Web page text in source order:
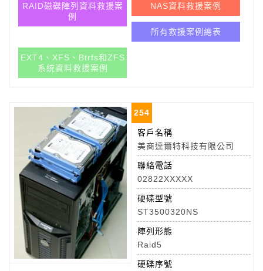
RAID磁碟陣列資料救援案
例
NAS資料救援案例
所有救援案例總表
EXT4、XFS、Btrfs和ZFS
系統資料救援案例
254
客戶名稱
美商達爾特科技有限公司
聯絡電話
02822XXXXX
硬碟型號
ST3500320NS
陣列形態
Raid5
硬碟序號